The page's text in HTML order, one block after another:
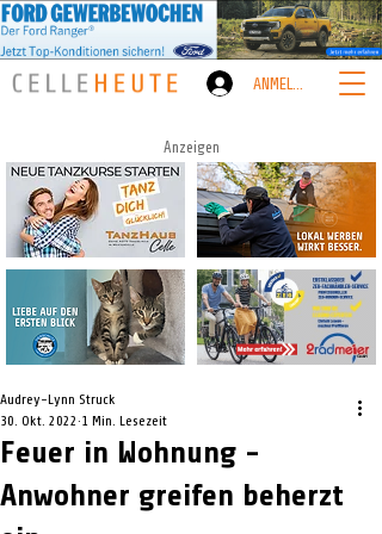
ANMELDEN
Anzeigen
Feuer in Wohnung -
Anwohner greifen beherzt
Audrey-Lynn Struck
30. Okt. 2022 1 Min. Lesezeit